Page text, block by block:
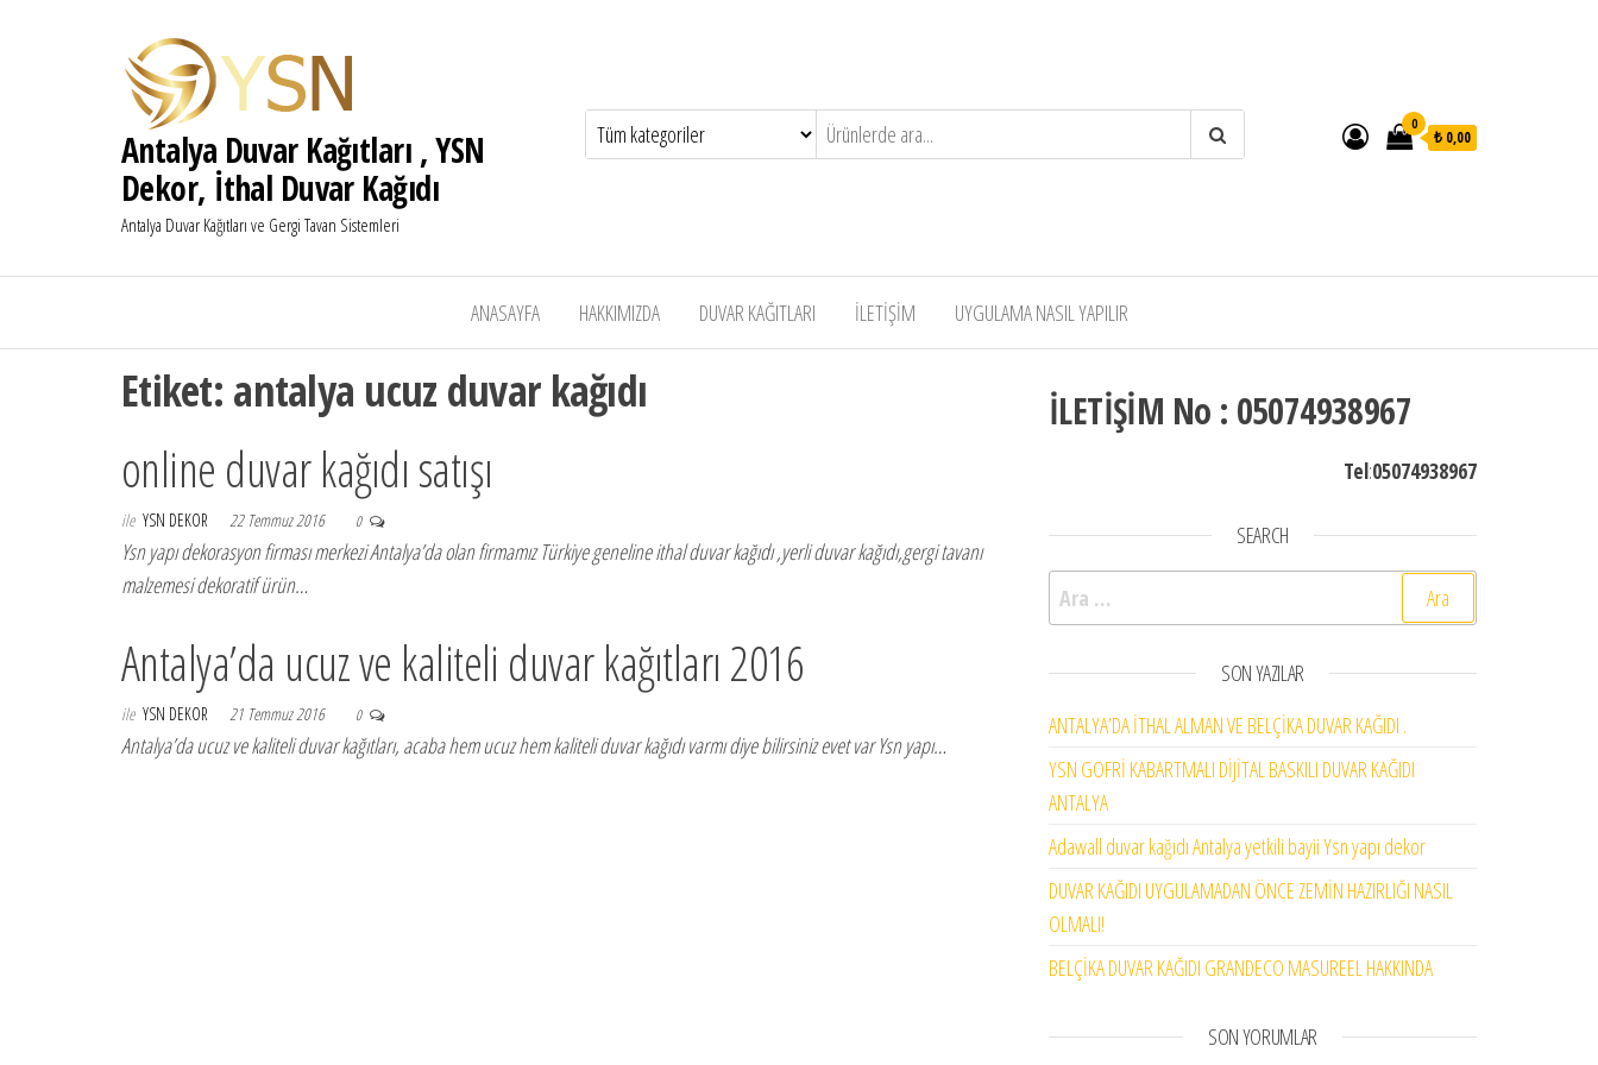
Antalya Duvar Kağıtları , YSN
Dekor, İthal Duvar Kağıdı
Antalya Duvar Kağıtları ve Gergi Tavan Sistemleri
0
₺ 0,00
ANASAYFA HAKKIMIZDA DUVAR KAĞITLARI İLETİŞİM UYGULAMA NASIL YAPILIR
Etiket: antalya ucuz duvar kağıdı
online duvar kağıdı satışı
ile YSN DEKOR 22 Temmuz 2016 0
Ysn yapı dekorasyon firması merkezi Antalya’da olan firmamız Türkiye geneline ithal duvar kağıdı ,yerli duvar kağıdı,gergi tavanı
malzemesi dekoratif ürün…
Antalya’da ucuz ve kaliteli duvar kağıtları 2016
ile YSN DEKOR 21 Temmuz 2016 0
Antalya’da ucuz ve kaliteli duvar kağıtları, acaba hem ucuz hem kaliteli duvar kağıdı varmı diye bilirsiniz evet var Ysn yapı…
İLETİŞİM No : 05074938967
Tel:05074938967
SEARCH
Arama:
SON YAZILAR
ANTALYA’DA İTHAL ALMAN VE BELÇİKA DUVAR KAĞIDI .
YSN GOFRİ KABARTMALI DİJİTAL BASKILI DUVAR KAĞIDI
ANTALYA
Adawall duvar kağıdı Antalya yetkili bayii Ysn yapı dekor
DUVAR KAĞIDI UYGULAMADAN ÖNCE ZEMİN HAZIRLIĞI NASIL
OLMALI!
BELÇİKA DUVAR KAĞIDI GRANDECO MASUREEL HAKKINDA
SON YORUMLAR